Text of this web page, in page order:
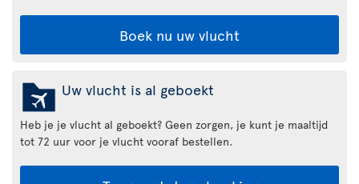
Boek nu uw vlucht
Uw vlucht is al geboekt
Heb je je vlucht al geboekt? Geen zorgen, je kunt je maaltijd
tot 72 uur voor je vlucht vooraf bestellen.